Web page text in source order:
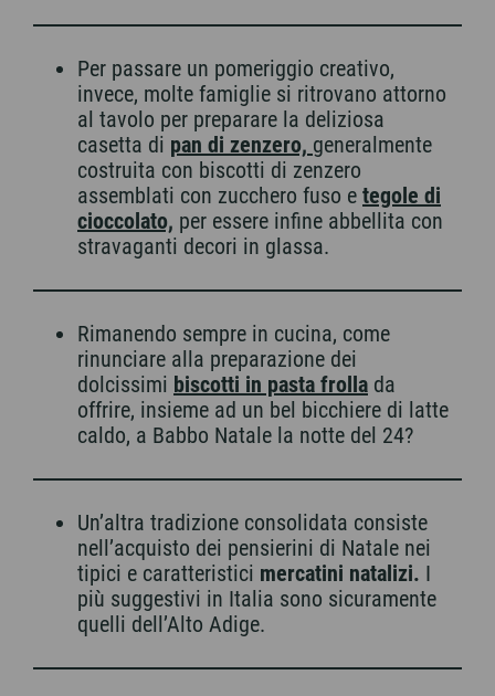
Per passare un pomeriggio creativo,
invece, molte famiglie si ritrovano attorno
al tavolo per preparare la deliziosa
casetta di pan di zenzero, generalmente
costruita con biscotti di zenzero
assemblati con zucchero fuso e tegole di
cioccolato, per essere infine abbellita con
stravaganti decori in glassa.
Rimanendo sempre in cucina, come
rinunciare alla preparazione dei
dolcissimi biscotti in pasta frolla da
offrire, insieme ad un bel bicchiere di latte
caldo, a Babbo Natale la notte del 24?
Un’altra tradizione consolidata consiste
nell’acquisto dei pensierini di Natale nei
tipici e caratteristici mercatini natalizi. I
più suggestivi in Italia sono sicuramente
quelli dell’Alto Adige.